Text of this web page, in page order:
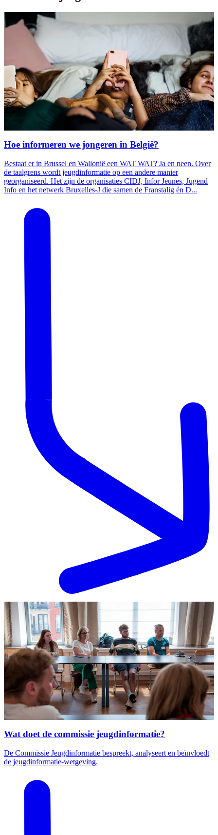
Hoe informeren we jongeren in België?
Bestaat er in Brussel en Wallonië een WAT WAT? Ja en neen. Over
de taalgrens wordt jeugdinformatie op een andere manier
georganiseerd. Het zijn de organisaties CIDJ, Infor Jeunes, Jugend
Info en het netwerk Bruxelles-J die samen de Franstalig én D...
Wat doet de commissie jeugdinformatie?
De Commissie Jeugdinformatie bespreekt, analyseert en beïnvloedt
de jeugdinformatie-wetgeving.